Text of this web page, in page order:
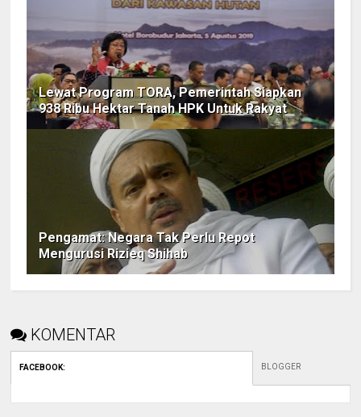
Lewat Program TORA, Pemerintah Siapkan
938 Ribu Hektar Tanah HPK Untuk Rakyat
Pengamat: Negara Tak Perlu Repot
Mengurusi Rizieq Shihab
KOMENTAR
FACEBOOK: BLOGGER